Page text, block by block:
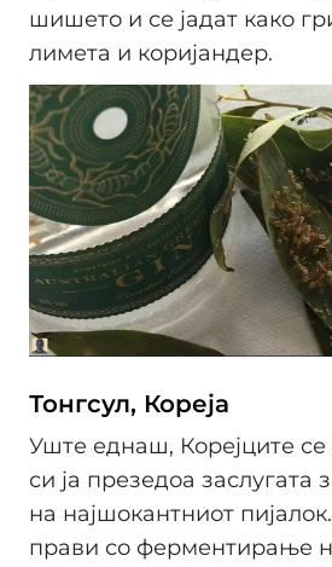
шишето и се јадат како
лимета и коријандер.
Тонгсул, Кореја
Уште еднаш, Корејците се
си ја презедоа заслугата
на најшокантниот пијалок.
прави со ферментирање